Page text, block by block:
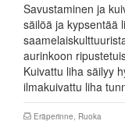
Savustaminen ja
säilöä ja kypsentää
aurinkoon
Kuivattu liha säilyy
ilmakuivattu liha
Eräperinne, Ruoka